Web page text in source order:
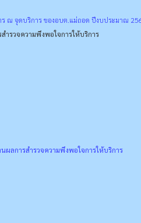
ณ จุดบริการ ของอบต.แม่ถอด ปีงบประมาณ
ำรวจความพึงพอใจการให้บริการ
นผลการสำรวจความพึงพอใจการให้บริการ